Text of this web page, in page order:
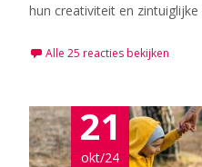
hun creativiteit en zintuiglijke
Alle 25 reacties bekijken
21
okt/24